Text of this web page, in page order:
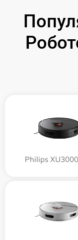
Philips